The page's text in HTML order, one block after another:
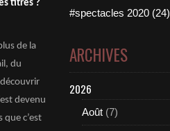
titres ?
de la
du
devenu
c’est
#spectacles 2020 (24)
ARCHIVES
2026
Août (7)